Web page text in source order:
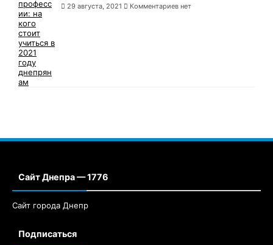
29 августа, 2021 Комментариев нет
Сайт Днепра — 1776
Сайт города Днепр
Подписаться